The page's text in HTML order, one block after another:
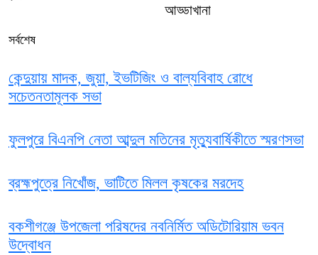
আড্ডাখানা
সর্বশেষ
কেন্দুয়ায় মাদক, জুয়া, ইভটিজিং ও বাল্যবিবাহ রোধে
সচেতনতামূলক সভা
ফুলপুরে বিএনপি নেতা আব্দুল মতিনের মৃত্যুবার্ষিকীতে স্মরণসভা
ব্রহ্মপুত্রে নিখোঁজ, ভাটিতে মিলল কৃষকের মরদেহ
বকশীগঞ্জে উপজেলা পরিষদের নবনির্মিত অডিটোরিয়াম ভবন
উদ্বোধন